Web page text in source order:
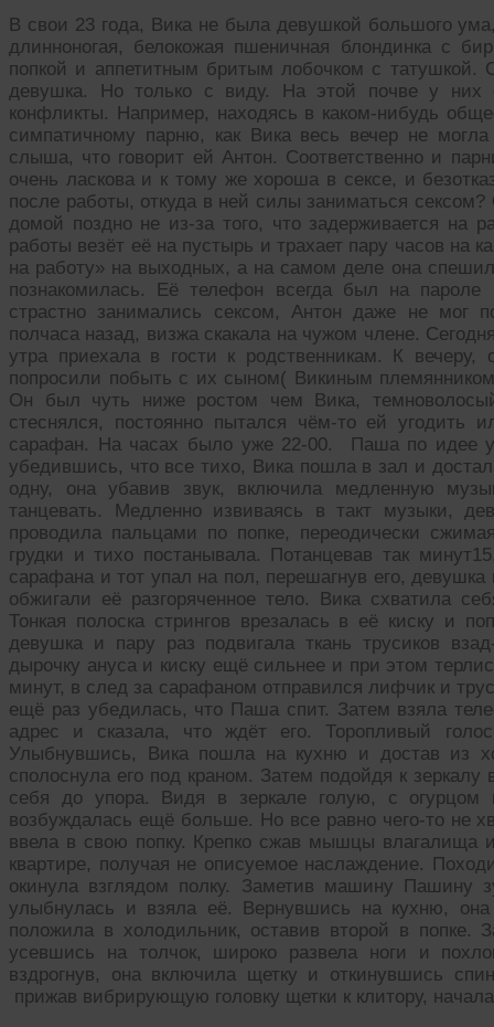
В свои 23 года, Вика не была девушкой большого
длинноногая, белокожая пшеничная блондинка с
попкой и аппетитным бритым лобочком с татушкой.
девушка. Но только с виду. На этой почве у них
конфликты. Например, находясь в каком-нибудь
симпатичному парню, как Вика весь вечер не
слыша, что говорит ей Антон. Соответственно и
очень ласкова и к тому же хороша в сексе, и
после работы, откуда в ней силы заниматься
домой поздно не из-за того, что задерживается на
работы везёт её на пустырь и трахает пару часов на
на работу» на выходных, а на самом деле она
познакомилась. Её телефон всегда был на
страстно занимались сексом, Антон даже не мог
полчаса назад, визжа скакала на чужом члене.
утра приехала в гости к родственникам. К
попросили побыть с их сыном( Викиным
Он был чуть ниже ростом чем Вика,
стеснялся, постоянно пытался чём-то ей угодить
сарафан. На часах было уже 22-00. Паша по идее
убедившись, что все тихо, Вика пошла в зал и
одну, она убавив звук, включила медленную
танцевать. Медленно извиваясь в такт музыки,
проводила пальцами по попке, переодически
грудки и тихо постанывала. Потанцевав так
сарафана и тот упал на пол, перешагнув его,
обжигали её разгоряченное тело. Вика схватила
Тонкая полоска стрингов врезалась в её киску и
девушка и пару раз подвигала ткань трусиков
дырочку ануса и киску ещё сильнее и при этом
минут, в след за сарафаном отправился лифчик и
ещё раз убедилась, что Паша спит. Затем взяла
адрес и сказала, что ждёт его. Торопливый
Улыбнувшись, Вика пошла на кухню и достав из
сполоснула его под краном. Затем подойдя к
себя до упора. Видя в зеркале голую, с
возбуждалась ещё больше. Но все равно чего-то не
ввела в свою попку. Крепко сжав мышцы влагалища
квартире, получая не описуемое наслаждение.
окинула взглядом полку. Заметив машину Пашину
улыбнулась и взяла её. Вернувшись на кухню,
положила в холодильник, оставив второй в попке.
усевшись на толчок, широко развела ноги и
вздрогнув, она включила щетку и откинувшись
прижав вибрирующую головку щетки к клитору,